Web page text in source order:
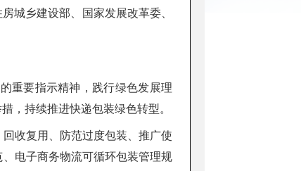
城乡建设部、国家发展改革委、
重要指示精神，践行绿色发展理
，持续推进快递包装绿色转型。
收复用、防范过度包装、推广使
电子商务物流可循环包装管理规